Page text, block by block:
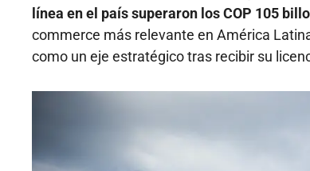
línea en el país superaron los COP 105
commerce más relevante en América
como un eje estratégico tras recibir su